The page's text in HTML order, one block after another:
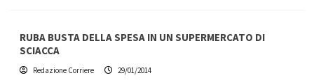
RUBA BUSTA DELLA SPESA IN UN SUPERMERCATO DI
SCIACCA
Redazione Corriere 29/01/2014